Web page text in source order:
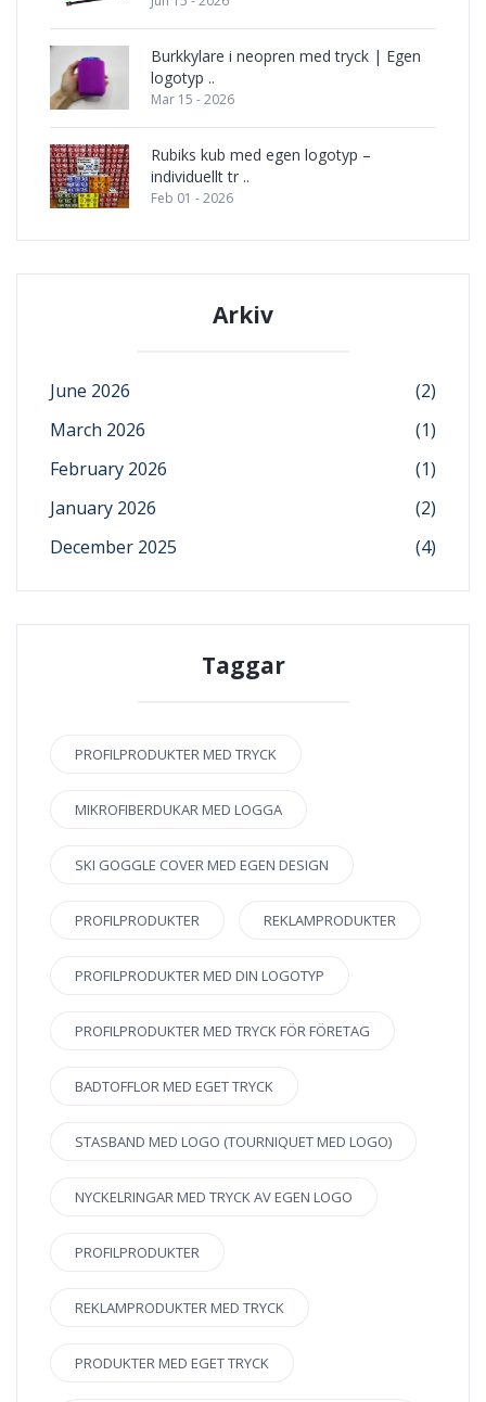
Burkkylare i neopren med tryck | Egen
logotyp ..
Mar 15 - 2026
Rubiks kub med egen logotyp –
individuellt tr ..
Feb 01 - 2026
Arkiv
June 2026
(2)
March 2026
(1)
February 2026
(1)
January 2026
(2)
December 2025
(4)
Taggar
PROFILPRODUKTER MED TRYCK
MIKROFIBERDUKAR MED LOGGA
SKI GOGGLE COVER MED EGEN DESIGN
PROFILPRODUKTER REKLAMPRODUKTER
PROFILPRODUKTER MED DIN LOGOTYP
PROFILPRODUKTER MED TRYCK FÖR FÖRETAG
BADTOFFLOR MED EGET TRYCK
STASBAND MED LOGO (TOURNIQUET MED LOGO)
NYCKELRINGAR MED TRYCK AV EGEN LOGO
PROFILPRODUKTER
REKLAMPRODUKTER MED TRYCK
PRODUKTER MED EGET TRYCK